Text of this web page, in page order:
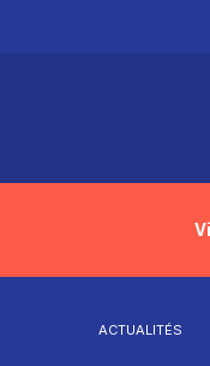
ACTUALITÉS